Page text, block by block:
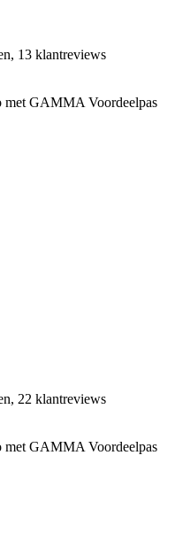
13 klantreviews
met GAMMA Voordeelpas
22 klantreviews
met GAMMA Voordeelpas